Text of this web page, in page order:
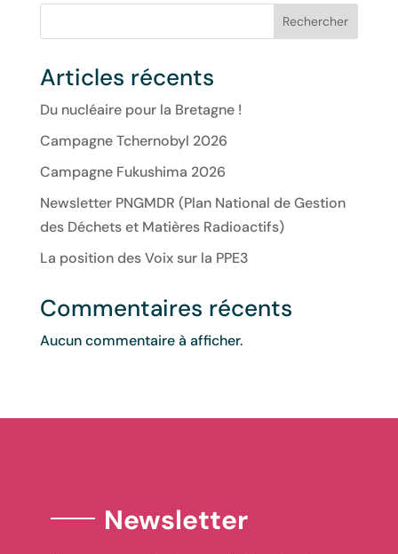
Rechercher
Articles récents
Du nucléaire pour la Bretagne !
Campagne Tchernobyl 2026
Campagne Fukushima 2026
Newsletter PNGMDR (Plan National de Gestion
des Déchets et Matières Radioactifs)
La position des Voix sur la PPE3
Commentaires récents
Aucun commentaire à afficher.
Newsletter